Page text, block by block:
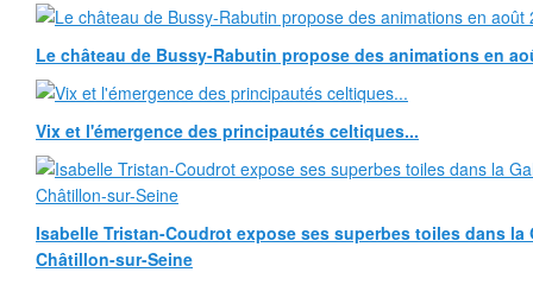
Le château de Bussy-Rabutin propose des animations en
Vix et l'émergence des principautés celtiques...
Isabelle Tristan-Coudrot expose ses superbes toiles dans la
Châtillon-sur-Seine